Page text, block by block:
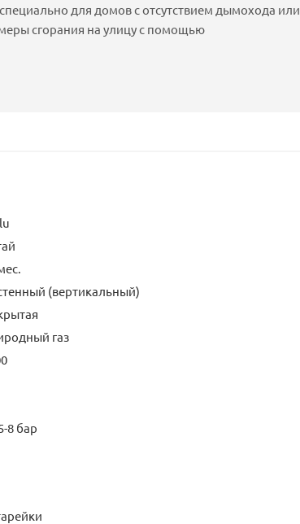
для домов с отсутствием дымохода или
сгорания на улицу с помощью
(вертикальный)
газ
8 бар